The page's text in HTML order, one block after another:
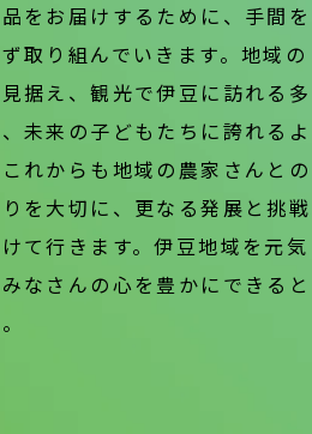
をお届けするために、手間を
取り組んでいきます。地域の
据え、観光で伊豆に訪れる多
未来の子どもたちに誇れるよ
れからも地域の農家さんとの
を大切に、更なる発展と挑戦
て行きます。伊豆地域を元気
なさんの心を豊かにできると